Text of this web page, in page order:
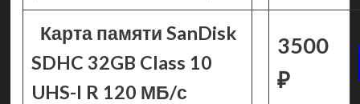
Карта памяти SanDisk
SDHC 32GB Class 10
UHS-I R 120 МБ/с
3500
₽